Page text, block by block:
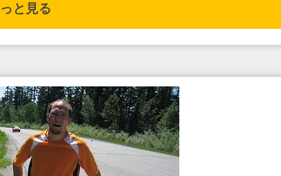
と見る